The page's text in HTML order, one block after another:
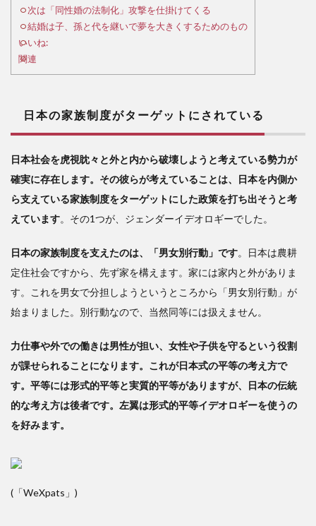
がタ
ーゲ
にさ
れて
次
は
性婚
の法
制
攻撃
掛け
てく
3
婚は
孫と
代を
継い
で夢
を大
のも
次は「同性婚の法制化」攻撃を仕掛けてくる
結婚は子、孫と代を継いで夢を大きくするためのもの
いいね:
関連
日本の家族制度がターゲットにされている
日本社会を虎視眈々と外と内から破壊しようと考えている勢力が
確実に存在します。その彼らが考えていることは、日本を内側か
ら支えている家族制度をターゲットにした政策を打ち出そうと考
えています。その1つが、ジェンダーイデオロギーでした。
日本の家族制度を支えたのは、「男女別行動」です。日本は農耕
定住社会ですから、先ず家を構えます。家には家内と外がありま
す。これを男女で分担しようというところから「男女別行動」が
始まりました。別行動なので、当然同等には扱えません。
力仕事や外での働きは男性が担い、女性や子供を守るという役割
が課せられることになります。これが日本式の平等の考え方で
す。平等には形式的平等と実質的平等がありますが、日本の伝統
的な考え方は後者です。左翼は形式的平等イデオロギーを使うの
を好みます。
(「WeXpats」)